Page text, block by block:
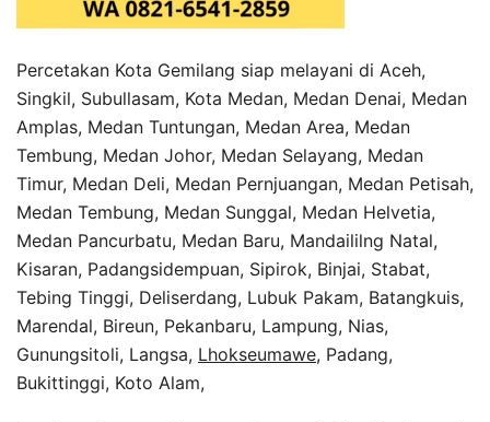
Percetakan Kota Gemilang siap melayani di Aceh,
Singkil, Subullasam, Kota Medan, Medan Denai, Medan
Amplas, Medan Tuntungan, Medan Area, Medan
Tembung, Medan Johor, Medan Selayang, Medan
Timur, Medan Deli, Medan Pernjuangan, Medan Petisah,
Medan Tembung, Medan Sunggal, Medan Helvetia,
Medan Pancurbatu, Medan Baru, Mandaililng Natal,
Kisaran, Padangsidempuan, Sipirok, Binjai, Stabat,
Tebing Tinggi, Deliserdang, Lubuk Pakam, Batangkuis,
Marendal, Bireun, Pekanbaru, Lampung, Nias,
Gunungsitoli, Langsa, Lhokseumawe, Padang,
Bukittinggi, Koto Alam,